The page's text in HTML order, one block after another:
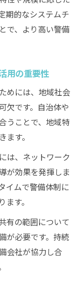
期的なシステムチ
で、より高い警備
用の重要性
めには、地域社会
欠です。自治体や
うことで、地域特
す。
は、ネットワーク
が効果を発揮しま
イムで警備体制に
す。
有の範囲について
が必要です。持続
会社が協力し合